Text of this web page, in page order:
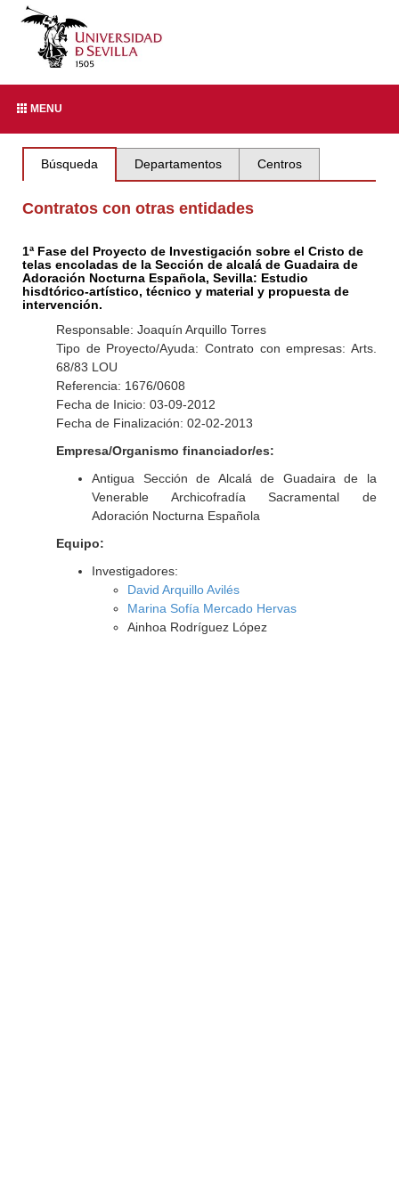
MENU
Búsqueda Departamentos Centros
Contratos con otras entidades
1ª Fase del Proyecto de Investigación sobre el Cristo de
telas encoladas de la Sección de alcalá de Guadaira de
Adoración Nocturna Española, Sevilla: Estudio
hisdtórico-artístico, técnico y material y propuesta de
intervención.
Responsable: Joaquín Arquillo Torres
Tipo de Proyecto/Ayuda: Contrato con empresas: Arts.
68/83 LOU
Referencia: 1676/0608
Fecha de Inicio: 03-09-2012
Fecha de Finalización: 02-02-2013
Empresa/Organismo financiador/es:
Antigua Sección de Alcalá de Guadaira de la
Venerable Archicofradía Sacramental de
Adoración Nocturna Española
Equipo:
Investigadores:
David Arquillo Avilés
Marina Sofía Mercado Hervas
Ainhoa Rodríguez López